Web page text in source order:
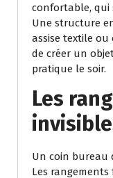
confortable, qui
Une structure
assise textile ou
de créer un
pratique le soir.
Les
Un coin bureau
Les rangements